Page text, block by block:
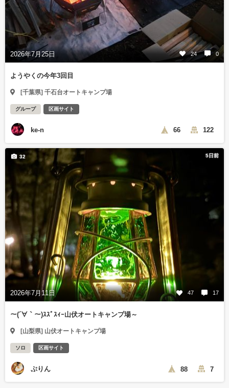
2026年7月25日 24 0
ようやくの今年3回目
[千葉県] 千石台オートキャンプ場
グループ 区画サイト
ke-n 66 122
5日前
2026年7月11日 47 17
32
～(´∀｀～)ｽｽﾞｽｨｰ山伏オートキャンプ場～
[山梨県] 山伏オートキャンプ場
ソロ 区画サイト
ぷりん 88 7